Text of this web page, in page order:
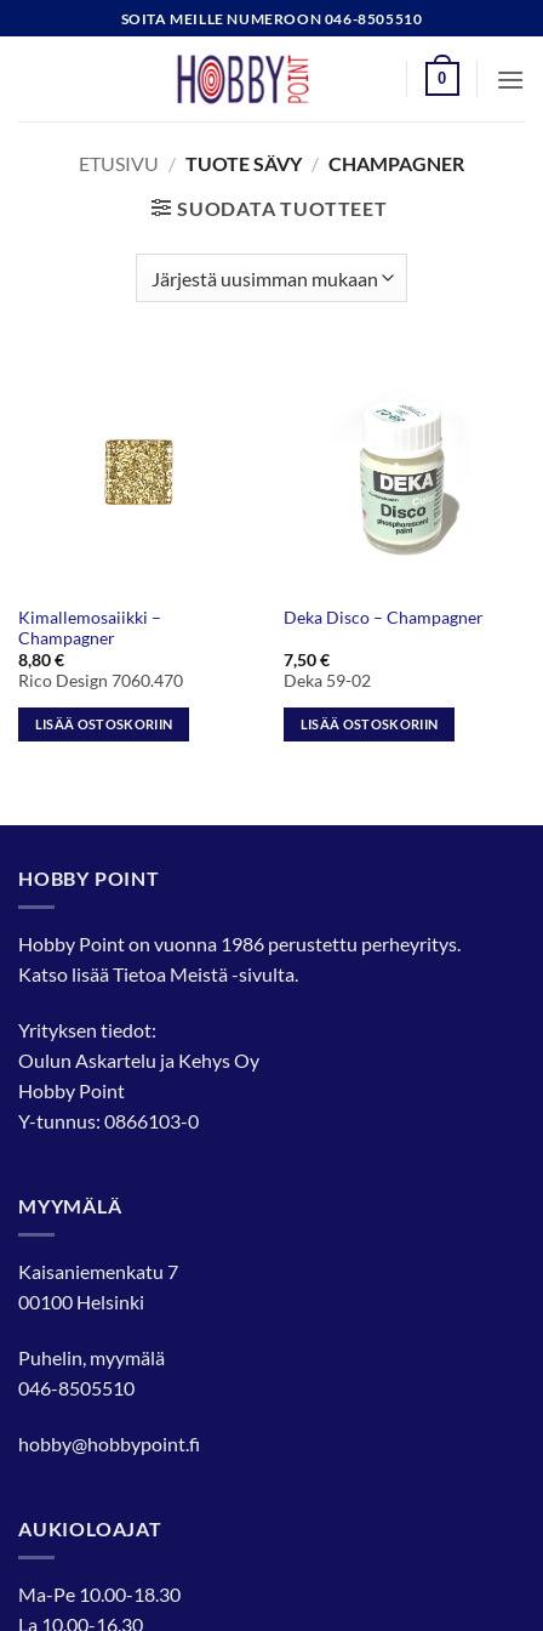
to
SOITA MEILLE NUMEROON 046-8505510
0
ETUSIVU / TUOTE SÄVY / CHAMPAGNER
SUODATA TUOTTEET
Kimallemosaiikki –
Champagner
8,80€
Rico Design 7060.470
LISÄÄ OSTOSKORIIN
Deka Disco – Champagner
7,50€
Deka 59-02
LISÄÄ OSTOSKORIIN
HOBBY POINT
Hobby Point on vuonna 1986 perustettu perheyritys.
Katso lisääTietoa Meistä-sivulta.
Yrityksen tiedot:
Oulun Askartelu ja Kehys Oy
Hobby Point
Y-tunnus: 0866103-0
MYYMÄLÄ
Kaisaniemenkatu 7
00100 Helsinki
Puhelin, myymälä
046-8505510
hobby@hobbypoint.fi
AUKIOLOAJAT
Ma-Pe 10.00-18.30
La 10.00-16.30